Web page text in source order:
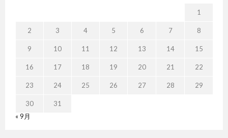
1
2 3 4 5 6 7 8
9 10 11 12 13 14 15
16 17 18 19 20 21 22
23 24 25 26 27 28 29
30
31
« 9月